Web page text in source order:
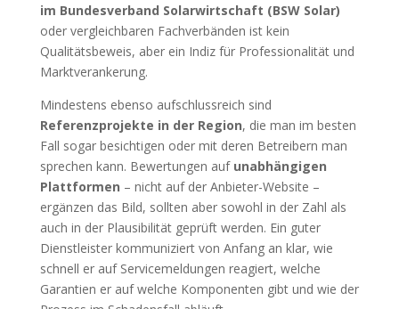
im Bundesverband Solarwirtschaft (BSW Solar)
oder vergleichbaren Fachverbänden ist kein
Qualitätsbeweis, aber ein Indiz für Professionalität und
Marktverankerung.
Mindestens ebenso aufschlussreich sind
Referenzprojekte in der Region, die man im besten
Fall sogar besichtigen oder mit deren Betreibern man
sprechen kann. Bewertungen auf unabhängigen
Plattformen – nicht auf der Anbieter-Website –
ergänzen das Bild, sollten aber sowohl in der Zahl als
auch in der Plausibilität geprüft werden. Ein guter
Dienstleister kommuniziert von Anfang an klar, wie
schnell er auf Servicemeldungen reagiert, welche
Garantien er auf welche Komponenten gibt und wie der